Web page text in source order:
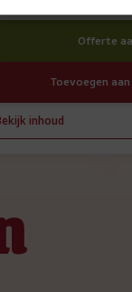
Offerte
Toevoegen
inhoud